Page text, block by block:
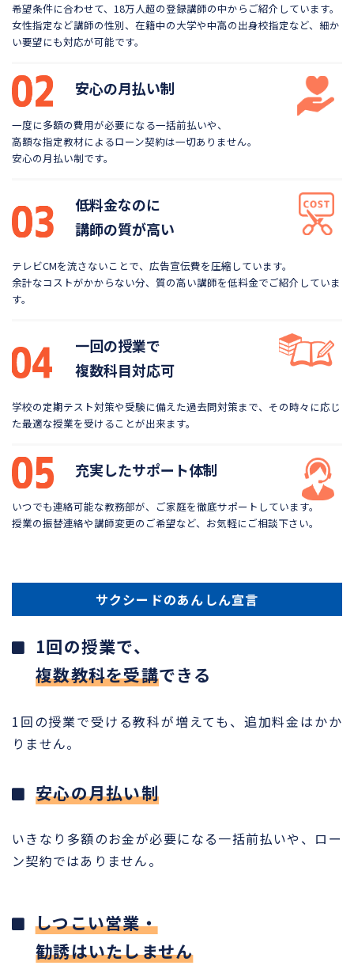
希望条件に合わせて、18万人超の登録講師の中から ご紹介しています。
女性指定など講師の性別、在籍中の大学や中高の出身校指定など、細か
い要望にも対応が可能です。
安心の月払い制
一度に多額の費用が必要になる一括前払いや、
高額な指定教材によるローン契約は一切ありません。
安心の月払い制です。
低料金なのに
講師の質が高い
テレビCMを流さないことで、広告宣伝費を圧縮しています。
余計なコストがかからない分、質の高い講師を低料金でご紹介していま
す。
一回の授業で
複数科目対応可
学校の定期テスト対策や受験に備えた過去問対策まで、 その時々に応じ
た最適な授業を受けることが出来ます。
充実したサポート体制
いつでも連絡可能な教務部が、ご家庭を徹底サポートしています。
授業の振替連絡や講師変更のご希望など、お気軽にご相談下さい。
サクシードのあんしん宣言
1回の授業で、
複数教科を受講できる
1回の授業で受ける教科が増えても、追加料金はかか
りません。
安心の月払い制
いきなり多額のお金が必要になる一括前払いや、ロー
ン契約ではありません。
しつこい営業・
勧誘はいたしません